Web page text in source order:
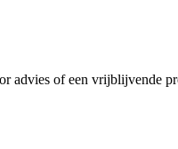
advies of een vrijblijvende